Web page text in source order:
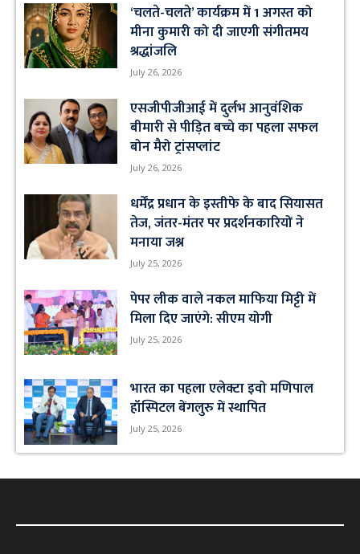
‘चलते-चलते’ कार्यक्रम में 1 अगस्त को
मीना कुमारी को दी जाएगी संगीतमय
श्रद्धांजलि
July 26, 2026
एसजीपीजीआई में दुर्लभ आनुवंशिक
बीमारी से पीड़ित बच्चे का पहला सफल
बोन मैरो ट्रांसप्लांट
July 26, 2026
धर्मेंद्र प्रधान के इस्तीफे के बाद सियासत
तेज, जंतर-मंतर पर प्रदर्शनकारियों ने
मनाया जश्न
July 25, 2026
पेपर लीक वाले नकल माफिया मिट्टी में
मिला दिए जाएंगे: सीएम योगी
July 25, 2026
भारत का पहला एलेक्टा इवो मणिपाल
हॉस्पिटल बेंगलुरु में स्थापित
July 25, 2026